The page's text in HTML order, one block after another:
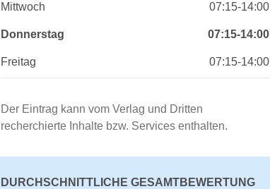
Mittwoch 07:15-14:00
Donnerstag 07:15-14:00
Freitag 07:15-14:00
Der Eintrag kann vom Verlag und Dritten
recherchierte Inhalte bzw. Services enthalten.
DURCHSCHNITTLICHE GESAMTBEWERTUNG